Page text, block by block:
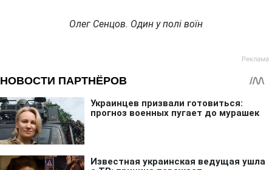
Олег Сенцов. Один у полі воїн